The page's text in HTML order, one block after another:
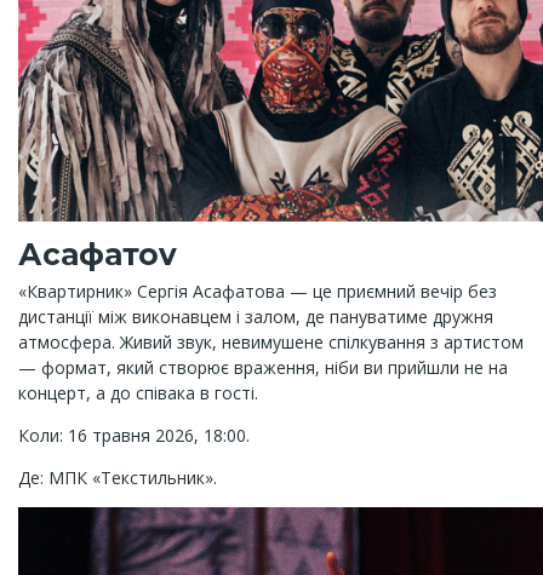
Асафатоv
«Квартирник» Сергія Асафатова — це приємний вечір без
дистанції між виконавцем і залом, де пануватиме дружня
атмосфера. Живий звук, невимушене спілкування з артистом
— формат, який створює враження, ніби ви прийшли не на
концерт, а до співака в гості.
Коли: 16 травня 2026, 18:00.
Де: МПК «Текстильник».